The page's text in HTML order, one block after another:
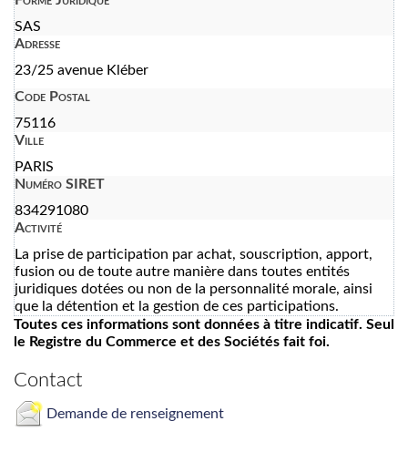
SAS
Adresse
23/25 avenue Kléber
Code Postal
75116
Ville
PARIS
Numéro SIRET
834291080
Activité
La prise de participation par achat, souscription, apport,
fusion ou de toute autre manière dans toutes entités
juridiques dotées ou non de la personnalité morale, ainsi
que la détention et la gestion de ces participations.
Toutes ces informations sont données à titre indicatif. Seul
le Registre du Commerce et des Sociétés fait foi.
Contact
Demande de renseignement